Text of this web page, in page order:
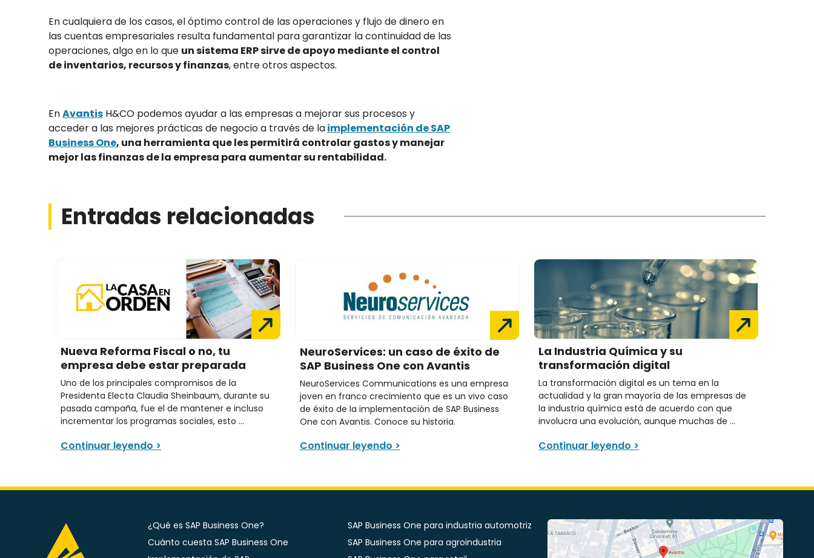
En cualquiera de los casos, el óptimo control de las operaciones y flujo de dinero en
las cuentas empresariales resulta fundamental para garantizar la continuidad de las
operaciones, algo en lo que un sistema ERP sirve de apoyo mediante el control
de inventarios, recursos y finanzas, entre otros aspectos.
EnAvantis H&CO podemos ayudar a las empresas a mejorar sus procesos y
acceder a las mejores prácticas de negocio a través de laimplementación de SAP
Business One, una herramienta que les permitirá controlar gastos y manejar
mejor las finanzas de la empresa para aumentar su rentabilidad.
Entradas relacionadas
Nueva Reforma Fiscal o no, tu
empresa debe estar preparada
Uno de los principales compromisos de la
Presidenta Electa Claudia Sheinbaum, durante su
pasada campaña, fue el de mantener e incluso
incrementar los programas sociales, esto ...
Continuar leyendo >
NeuroServices: un caso de éxito de
SAP Business One con Avantis
NeuroServices Communications es una empresa
joven en franco crecimiento que es un vivo caso
de éxito de la implementación de SAP Business
One con Avantis. Conoce su historia.
Continuar leyendo >
La Industria Química y su
transformación digital
La transformación digital es un tema en la
actualidad y la gran mayoría de las empresas de
la industria química está de acuerdo con que
involucra una evolución, aunque muchas de ...
Continuar leyendo >
¿Qué es SAP Business One?
Cuánto cuesta SAP Business One
SAP Business One para industria automotriz
SAP Business One para agroindustria